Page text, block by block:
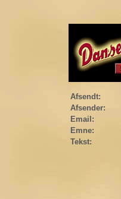
Afsendt:
Afsender:
Email:
Emne:
Tekst: